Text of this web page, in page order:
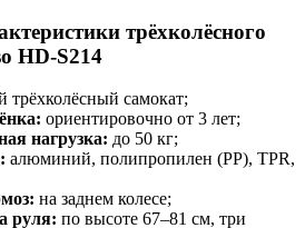
трёхколёсного
HD-S214
трёхколёсный самокат;
ориентировочно от 3 лет;
нагрузка: до 50 кг;
алюминий, полипропилен (PP), TPR,
на заднем колесе;
руля: по высоте 67–81 см, три